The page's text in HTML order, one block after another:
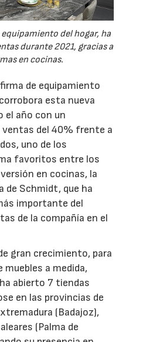
del hogar, ha
durante 2021, gracias a
en cocinas.
de equipamiento
corrobora esta nueva
el año con un
del 40% frente a
uno de los
favoritos entre los
en cocinas, la
de Schmidt, que ha
importante del
de la compañía en el
gran crecimiento, para
a medida,
abierto 7 tiendas
en las provincias de
(Badajoz),
(Palma de